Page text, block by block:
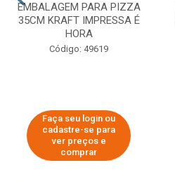
EMBALAGEM PARA PIZZA
35CM KRAFT IMPRESSA É
HORA
Código: 49619
Faça seu login ou
cadastre-se para
ver preços e
comprar